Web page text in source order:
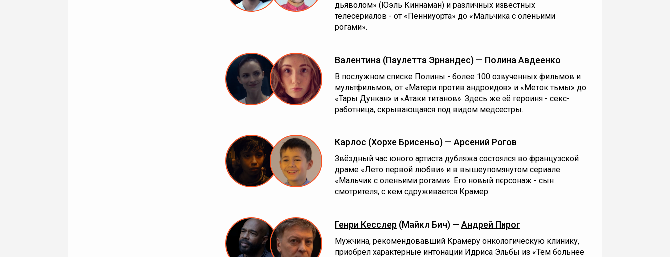
дьяволом» (Юэль Киннаман) и различных известных
телесериалов - от «Пенниуорта» до «Мальчика с оленьими
рогами».
Валентина (Паулетта Эрнандес) — Полина Авдеенко
В послужном списке Полины - более 100 озвученных фильмов и
мультфильмов, от «Матери против андроидов» и «Меток тьмы» до
«Тары Дункан» и «Атаки титанов». Здесь же её героиня - секс-
работница, скрывающаяся под видом медсестры.
Карлос (Хорхе Брисеньо) — Арсений Рогов
Звёздный час юного артиста дубляжа состоялся во французской
драме «Лето первой любви» и в вышеупомянутом сериале
«Мальчик с оленьими рогами». Его новый персонаж - сын
смотрителя, с кем сдруживается Крамер.
Генри Кесслер (Майкл Бич) — Андрей Пирог
Мужчина, рекомендовавший Крамеру онкологическую клинику,
приобрёл характерные интонации Идриса Эльбы из «Тем больнее